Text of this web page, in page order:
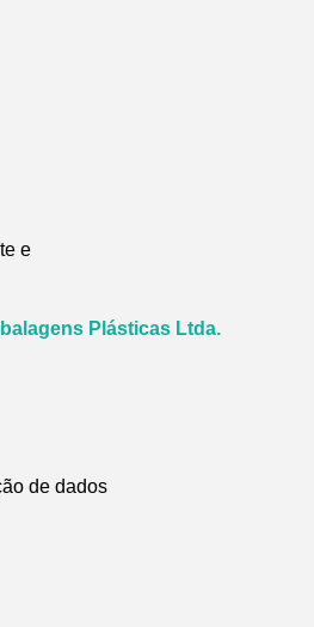
e
Plásticas Ltda.
de dados